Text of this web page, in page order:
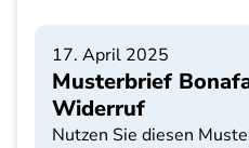
17. April 2025
Musterbrief
Widerruf
Nutzen Sie diesen